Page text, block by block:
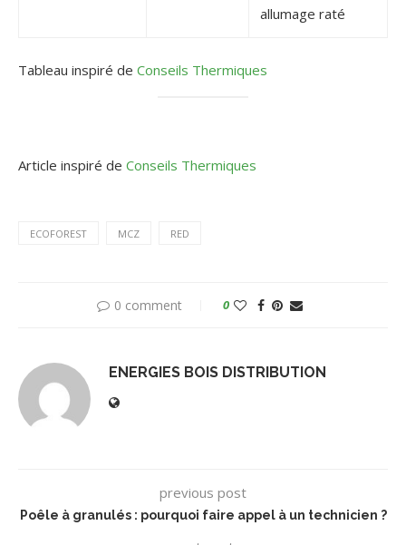
allumage raté
Tableau inspiré de Conseils Thermiques
Article inspiré de Conseils Thermiques
ECOFOREST MCZ RED
0 comment 0
ENERGIES BOIS DISTRIBUTION
previous post
Poêle à granulés : pourquoi faire appel à un technicien ?